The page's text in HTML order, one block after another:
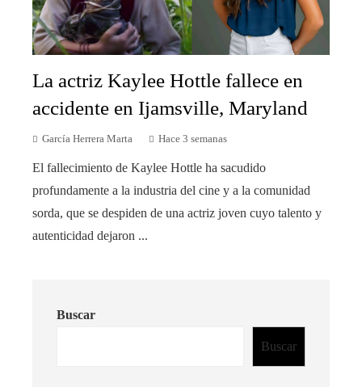
La actriz Kaylee Hottle fallece en
accidente en Ijamsville, Maryland
García Herrera Marta Hace 3 semanas
El fallecimiento de Kaylee Hottle ha sacudido
profundamente a la industria del cine y a la comunidad
sorda, que se despiden de una actriz joven cuyo talento y
autenticidad dejaron ...
Buscar
Buscar